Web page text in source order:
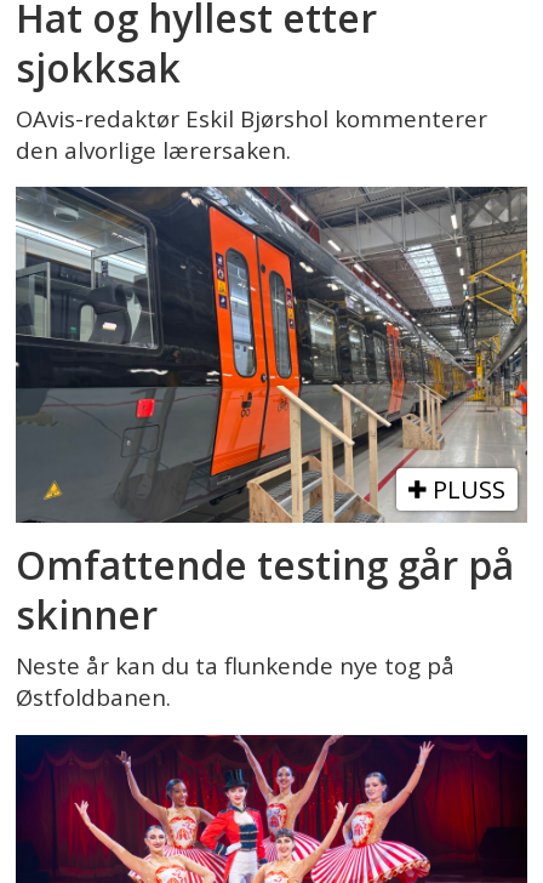
Hat og hyllest etter
sjokksak
OAvis-redaktør Eskil Bjørshol kommenterer
den alvorlige lærersaken.
PLUSS
Omfattende testing går på
skinner
Neste år kan du ta flunkende nye tog på
Østfoldbanen.